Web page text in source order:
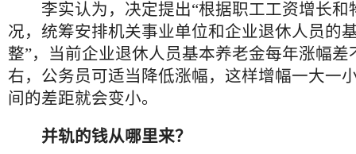
李实认为，决定提出“根据职工工资增长和
况，统筹安排机关事业单位和企业退休人员的
整”，当前企业退休人员基本养老金每年涨幅差
右，公务员可适当降低涨幅，这样增幅一大一
间的差距就会变小。
并轨的钱从哪里来？